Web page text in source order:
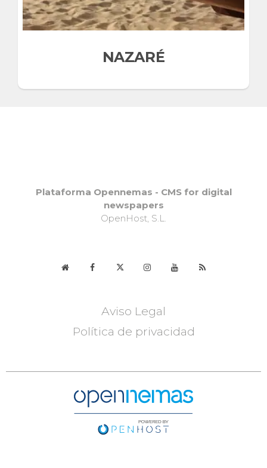
NAZARÉ
Plataforma Opennemas - CMS for digital
newspapers
OpenHost, S.L.
Aviso Legal
Política de privacidad